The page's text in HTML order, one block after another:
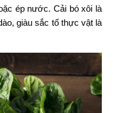
ép nước. Cải bó xôi là
giàu sắc tố thực vật là